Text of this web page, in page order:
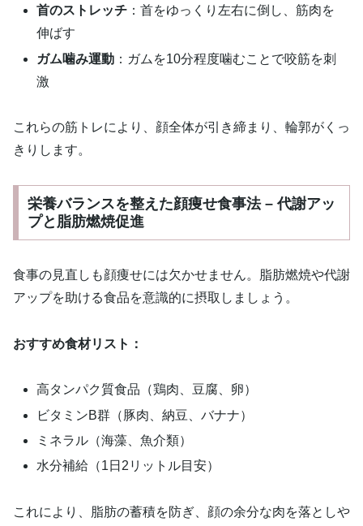
首のストレッチ ：首をゆっくり左右に倒し、筋肉を
伸ばす
ガム噛み運動 ：ガムを10分程度噛むことで咬筋を刺
激
これらの筋トレにより、顔全体が引き締まり、輪郭がくっ
きりします。
栄養バランスを整えた顔痩せ食事法 – 代謝アッ
プと脂肪燃焼促進
食事の見直しも顔痩せには欠かせません。脂肪燃焼や代謝
アップを助ける食品を意識的に摂取しましょう。
おすすめ食材リスト：
高タンパク質食品（鶏肉、豆腐、卵）
ビタミンB群（豚肉、納豆、バナナ）
ミネラル（海藻、魚介類）
水分補給（1日2リットル目安）
これにより、脂肪の蓄積を防ぎ、顔の余分な肉を落としや